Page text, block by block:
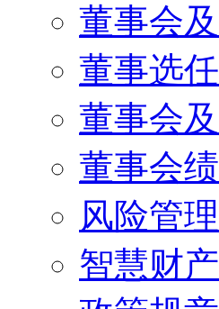
董事会
董事选
董事会
董事会
风险管理
智慧财